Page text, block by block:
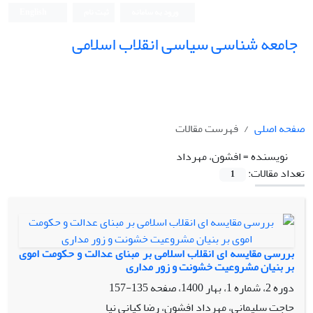
جامعه شناسی سیاسی انقلاب اسلامی
صفحه اصلی
فهرست مقالات
نویسنده =افشون، مهرداد
تعداد مقالات:
1
بررسی مقایسه ای انقلاب اسلامی بر مبنای عدالت و حکومت اموی
بر بنیان مشروعیت خشونت و زور مداری
دوره 2، شماره 1، بهار 1400، صفحه
135-157
حاجت سلیمانی، مهرداد افشون، رضا کیانی نیا